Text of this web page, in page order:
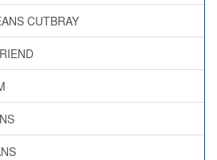
CUTBRAY